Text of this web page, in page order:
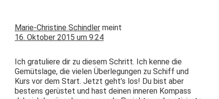
Marie-Christine Schindler meint
16. Oktober 2015 um 9:24
Ich grat­uliere dir zu diesem Schritt. Ich kenne die
Gemüt­slage, die vie­len Über­legun­gen zu Schiff und
Kurs vor dem Start. Jet­zt geht’s los! Du bist aber
bestens gerüstet und hast deinen inneren Kom­pass